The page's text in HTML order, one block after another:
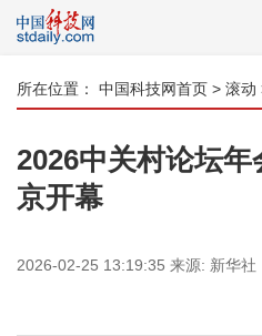
所在位置： 中国科技网首页 > 滚动
2026中关村论坛
京开幕
2026-02-25 13:19:35 来源: 新华社